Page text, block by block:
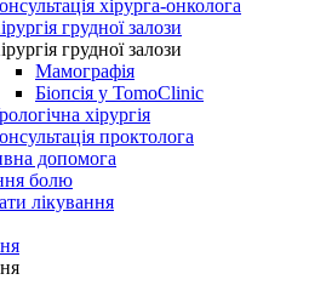
хірурга-онколога
грудної залози
грудної залози
Мамографія
Біопсія у TomoClinic
хірургія
проктолога
допомога
болю
лікування